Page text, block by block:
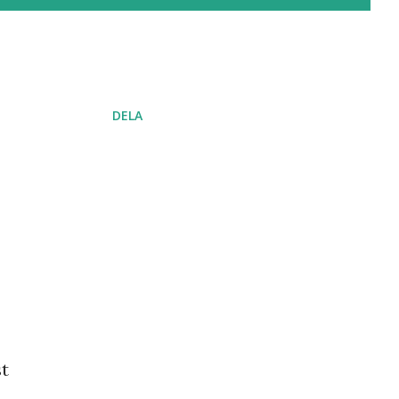
DELA